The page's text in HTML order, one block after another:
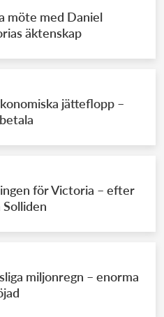
möte med Daniel
äktenskap
jätteflopp –
för Victoria – efter
miljonregn – enorma